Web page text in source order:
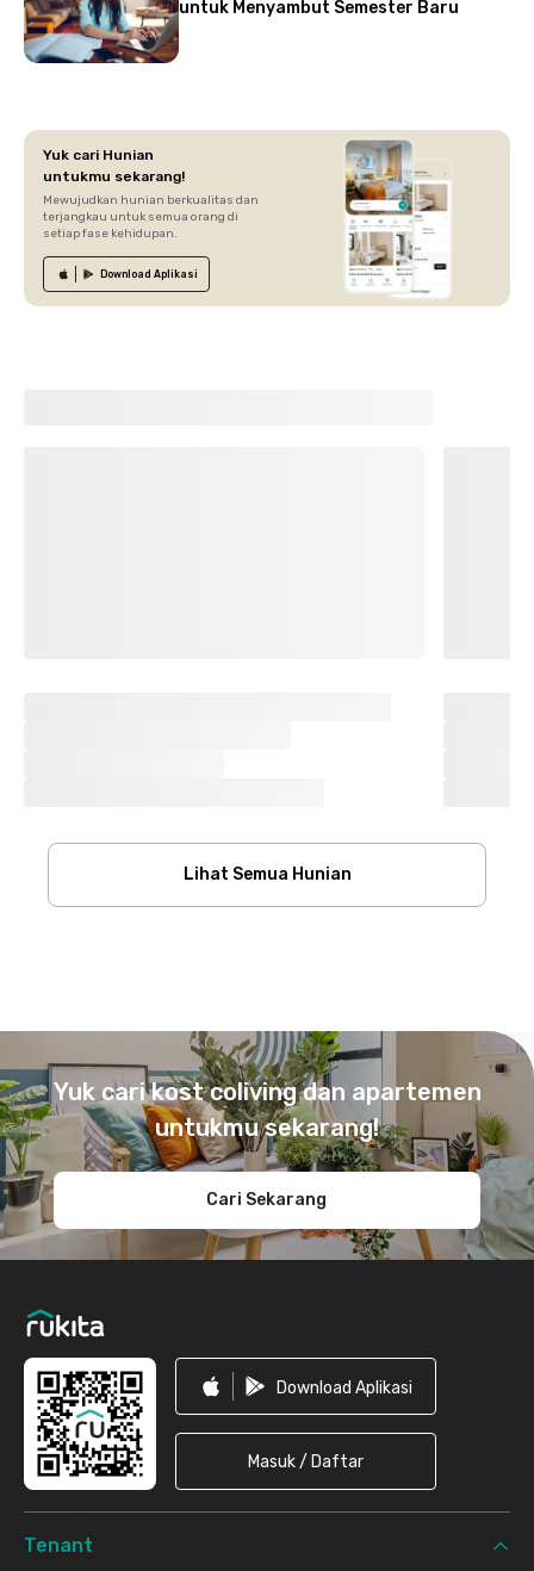
untuk Menyambut Semester Baru
Yuk cari Hunian
untukmu sekarang!
Mewujudkan hunian berkualitas dan
terjangkau untuk semua orang di
setiap fase kehidupan.
Download Aplikasi
Lihat Semua Hunian
Yuk cari kost coliving dan apartemen
untukmu sekarang!
Cari Sekarang
Download Aplikasi
Masuk / Daftar
Tenant